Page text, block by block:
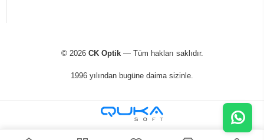
© 2026 CK Optik— Tüm hakları saklıdır.
1996 yılından bugüne daima sizinle.